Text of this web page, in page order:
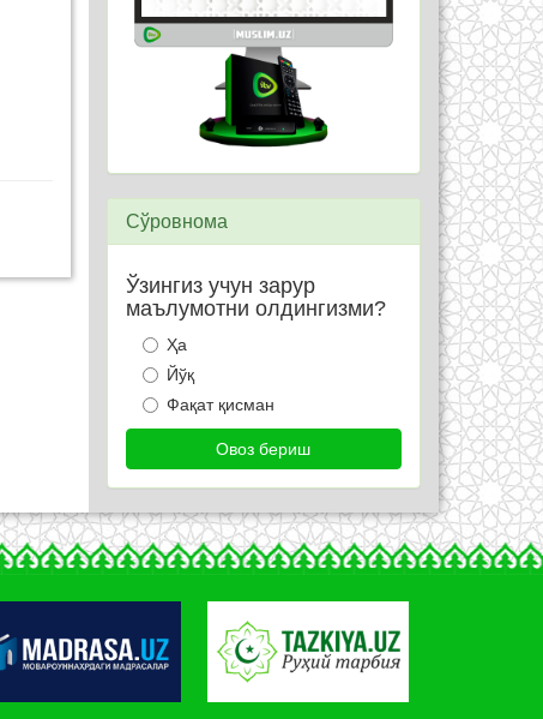
Сўровнома
Ўзингиз учун зарур
маълумотни олдингизми?
Ҳа
Йўқ
Фақат қисман